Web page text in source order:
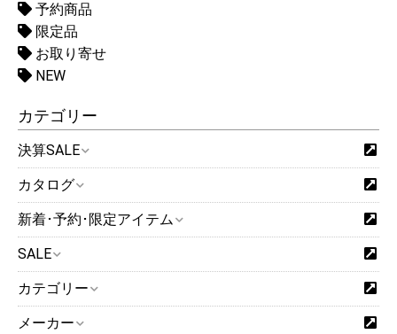
予約商品
限定品
お取り寄せ
NEW
カテゴリー
決算SALE
カタログ
新着･予約･限定アイテム
SALE
カテゴリー
メーカー